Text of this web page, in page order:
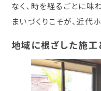
なく、時を経るごとに
まいづくりこそが、近代
地域に根ざした施